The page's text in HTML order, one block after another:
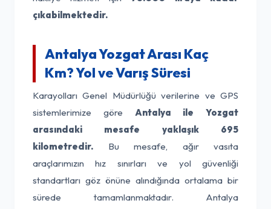
çıkabilmektedir.
Antalya Yozgat Arası Kaç
Km? Yol ve Varış Süresi
Karayolları Genel Müdürlüğü verilerine ve GPS
sistemlerimize göre Antalya ile Yozgat
arasındaki mesafe yaklaşık 695
kilometredir. Bu mesafe, ağır vasıta
araçlarımızın hız sınırları ve yol güvenliği
standartları göz önüne alındığında ortalama bir
sürede tamamlanmaktadır. Antalya